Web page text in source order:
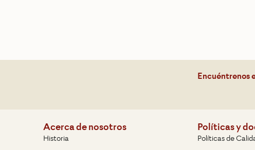
Encuéntrenos
Acerca de nosotros
Historia
Políticas y
Políticas de